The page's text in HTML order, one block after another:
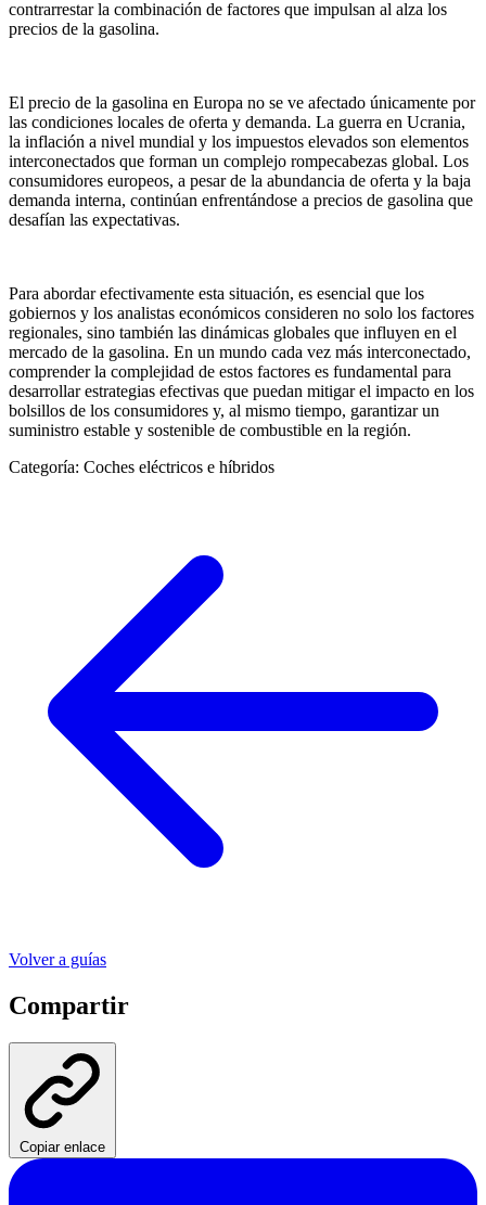
contrarrestar la combinación de factores que impulsan al alza los
precios de la gasolina.
El precio de la gasolina en Europa no se ve afectado únicamente por
las condiciones locales de oferta y demanda. La guerra en Ucrania,
la inflación a nivel mundial y los impuestos elevados son elementos
interconectados que forman un complejo rompecabezas global. Los
consumidores europeos, a pesar de la abundancia de oferta y la baja
demanda interna, continúan enfrentándose a precios de gasolina que
desafían las expectativas.
Para abordar efectivamente esta situación, es esencial que los
gobiernos y los analistas económicos consideren no solo los factores
regionales, sino también las dinámicas globales que influyen en el
mercado de la gasolina. En un mundo cada vez más interconectado,
comprender la complejidad de estos factores es fundamental para
desarrollar estrategias efectivas que puedan mitigar el impacto en los
bolsillos de los consumidores y, al mismo tiempo, garantizar un
suministro estable y sostenible de combustible en la región.
Categoría: Coches eléctricos e híbridos
Volver a guías
Compartir
Copiar enlace